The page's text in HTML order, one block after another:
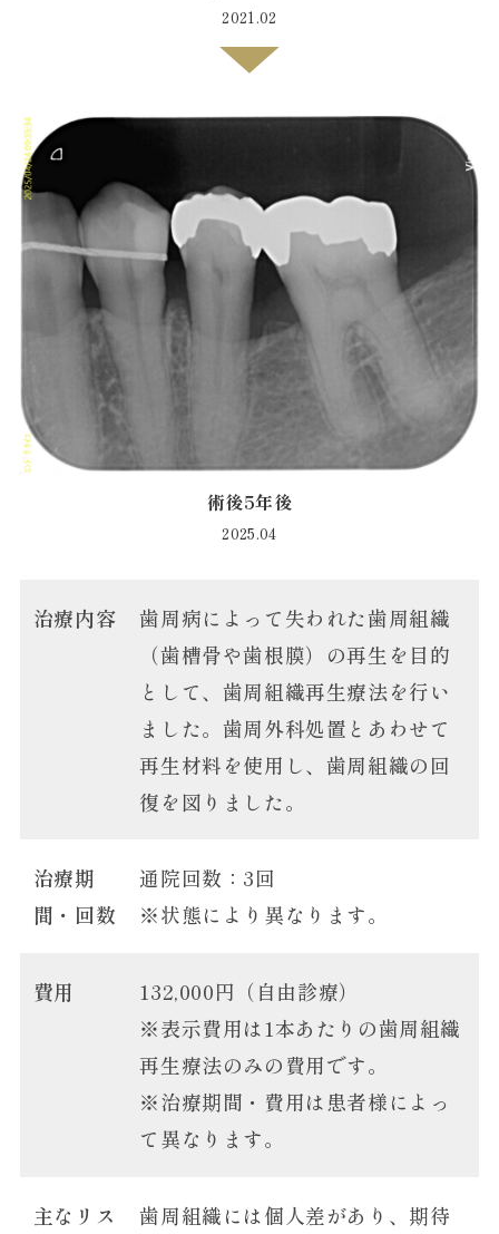
2021.02
術後5年後
2025.04
治療内容
歯周病によって失われた歯周組織
（歯槽骨や歯根膜）の再生を目的
として、歯周組織再生療法を行い
ました。歯周外科処置とあわせて
再生材料を使用し、歯周組織の回
復を図りました。
治療期
間・回数
通院回数：3回
※状態により異なります。
費用
132,000円（自由診療）
※表示費用は1本あたりの歯周組織
再生療法のみの費用です。
※治療期間・費用は患者様によっ
て異なります。
主なリス 歯周組織には個人差があり、期待